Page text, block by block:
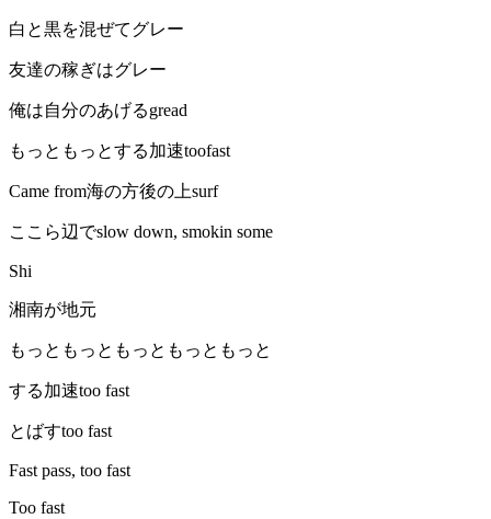
白と黒を混ぜてグレー
友達の稼ぎはグレー
俺は自分のあげるgread
もっともっとする加速toofast
Came from海の方後の上surf
ここら辺でslow down, smokin some
Shi
湘南が地元
もっともっともっともっともっと
する加速too fast
とばすtoo fast
Fast pass, too fast
Too fast